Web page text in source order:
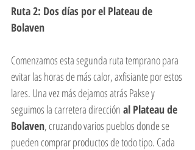
Ruta 2: Dos días por el Plateau de
Bolaven
Comenzamos esta segunda ruta temprano para
evitar las horas de más calor, axfisiante por estos
lares. Una vez más dejamos atrás Pakse y
seguimos la carretera dirección al Plateau de
Bolaven, cruzando varios pueblos donde se
pueden comprar productos de todo tipo. Cada